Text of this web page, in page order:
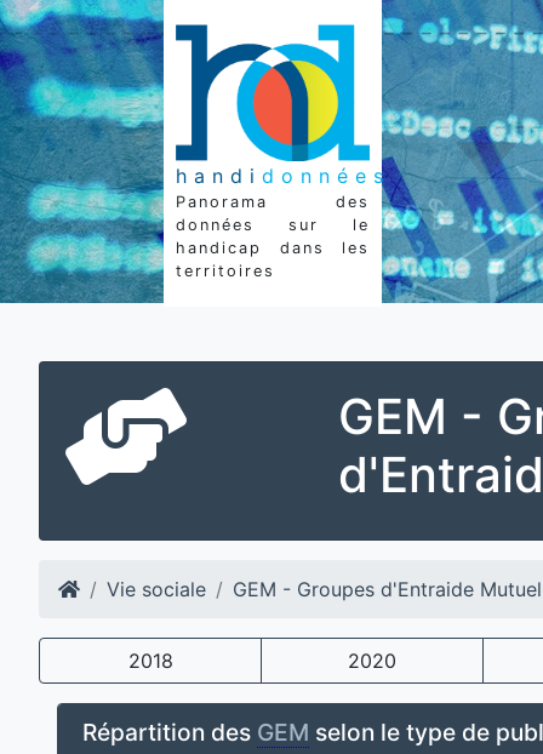
handi données
Panorama des
données sur le
handicap dans les
territoires
GEM -
Vie sociale GEM - Groupes d'Entraide
2018 2020
Répartition des GEM selon le type de